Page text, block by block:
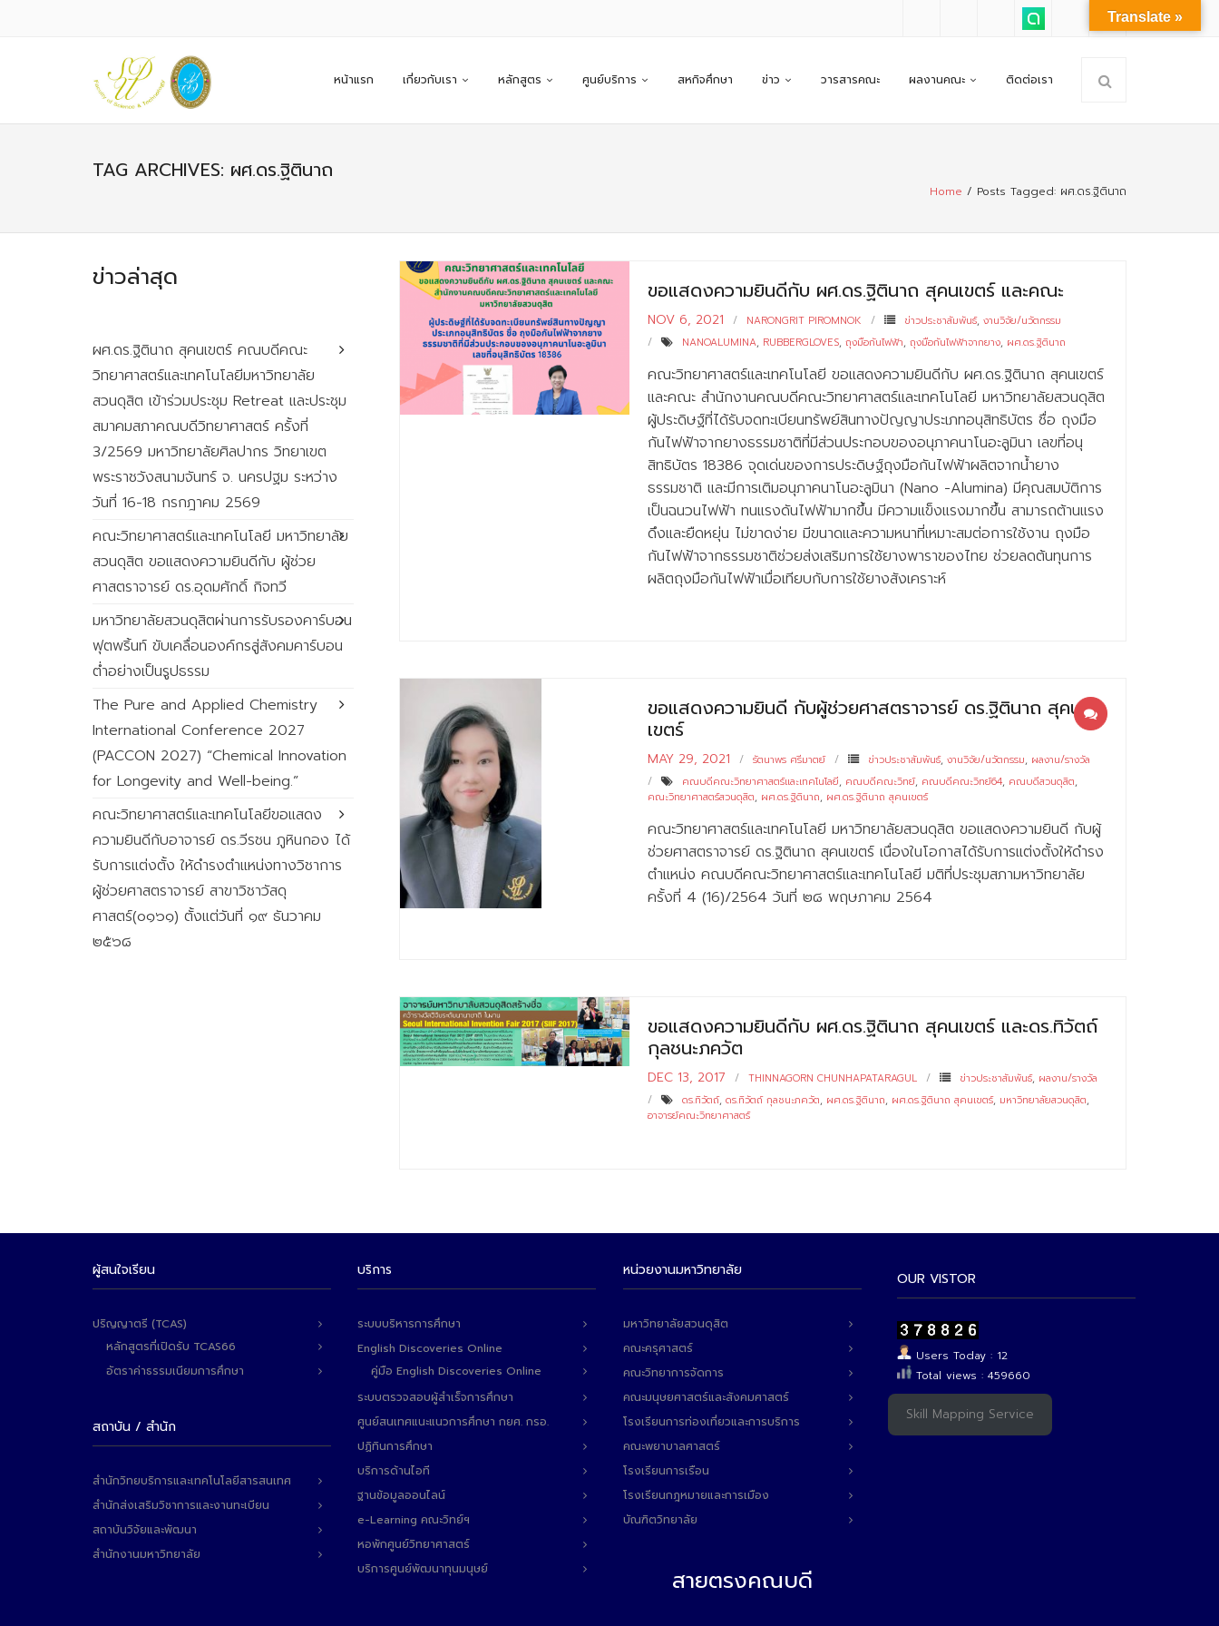
หน้าแรก เกี่ยวกับเรา หลักสูตร ศูนย์บริการ สหกิจศึกษา ข่าว วารสารคณะ ผลงานคณะ ติดต่อเรา
TAG ARCHIVES: ผศ.ดร.ฐิตินาถ
Home / Posts Tagged: ผศ.ดร.ฐิตินาถ
ขอแสดงความยินดีกับ ผศ.ดร.ฐิตินาถ สุคนเขตร์ และคณะ
NOV 6, 2021 NARONGRIT PIROMNOK ข่าวประชาสัมพันธ์,งานวิจัย/นวัตกรรม
NANOALUMINA, RUBBERGLOVES,ถุงมือกันไฟฟ้า,ถุงมือกันไฟฟ้าจากยาง, ผศ.ดร.ฐิตินาถ
คณะวิทยาศาสตร์และเทคโนโลยี ขอแสดงความยินดีกับ ผศ.ดร.ฐิตินาถ สุคนเขตร์
และคณะ สำนักงานคณบดีคณะวิทยาศาสตร์และเทคโนโลยี มหาวิทยาลัยสวนดุสิต
ผู้ประดิษฐ์ที่ได้รับจดทะเบียนทรัพย์สินทางปัญญาประเภทอนุสิทธิบัตร ชื่อ ถุงมือ
กันไฟฟ้าจากยางธรรมชาติที่มีส่วนประกอบของอนุภาคนาโนอะลูมินา เลขที่อนุ
สิทธิบัตร 18386 จุดเด่นของการประดิษฐ์ถุงมือกันไฟฟ้าผลิตจากน้ำยาง
ธรรมชาติ และมีการเติมอนุภาคนาโนอะลูมินา (Nano -Alumina) มีคุณสมบัติการ
เป็นฉนวนไฟฟ้า ทนแรงดันไฟฟ้ามากขึ้น มีความแข็งแรงมากขึ้น สามารถต้านแรง
ดึงและยืดหยุ่น ไม่ขาดง่าย มีขนาดและความหนาที่เหมาะสมต่อการใช้งาน ถุงมือ
กันไฟฟ้าจากธรรมชาติช่วยส่งเสริมการใช้ยางพาราของไทย ช่วยลดต้นทุนการ
ผลิตถุงมือกันไฟฟ้าเมื่อเทียบกับการใช้ยางสังเคราะห์
ขอแสดงความยินดี กับผู้ช่วยศาสตราจารย์ ดร.ฐิตินาถ สุคน
เขตร์
MAY 29, 2021 รัตนาพร ศรีมาตย์ ข่าวประชาสัมพันธ์,งานวิจัย/นวัตกรรม, ผลงาน/รางวัล
คณบดีคณะวิทยาศาสตร์และเทคโนโลยี, คณบดีคณะวิทย์, คณบดีคณะวิทย์64, คณบดีสวนดุสิต,
คณะวิทยาศาสตร์สวนดุสิต, ผศ.ดร.ฐิตินาถ, ผศ.ดร.ฐิตินาถ สุคนเขตร์
คณะวิทยาศาสตร์และเทคโนโลยี มหาวิทยาลัยสวนดุสิต ขอแสดงความยินดี กับผู้
ช่วยศาสตราจารย์ ดร.ฐิตินาถ สุคนเขตร์ เนื่องในโอกาสได้รับการแต่งตั้งให้ดำรง
ตำแหน่ง คณบดีคณะวิทยาศาสตร์และเทคโนโลยี มติที่ประชุมสภามหาวิทยาลัย
ครั้งที่ 4 (16)/2564 วันที่ ๒๘ พฤษภาคม 2564
ขอแสดงความยินดีกับ ผศ.ดร.ฐิตินาถ สุคนเขตร์ และดร.ทิวัตถ์
กุลชนะภควัต
DEC 13, 2017 THINNAGORN CHUNHAPATARAGUL ข่าวประชาสัมพันธ์, ผลงาน/รางวัล
ดร.ทิวัตถ์,ดร.ทิวัตถ์ กุลชนะภควัต, ผศ.ดร.ฐิตินาถ, ผศ.ดร.ฐิตินาถ สุคนเขตร์, มหาวิทยาลัยสวนดุสิต,
อาจารย์คณะวิทยาศาสตร์
ข่าวล่าสุด
ผศ.ดร.ฐิตินาถ สุคนเขตร์ คณบดีคณะ
วิทยาศาสตร์และเทคโนโลยีมหาวิทยาลัย
สวนดุสิต เข้าร่วมประชุม Retreat และประชุม
สมาคมสภาคณบดีวิทยาศาสตร์ ครั้งที่
3/2569 มหาวิทยาลัยศิลปากร วิทยาเขต
พระราชวังสนามจันทร์ จ. นครปฐม ระหว่าง
วันที่ 16-18 กรกฎาคม 2569
คณะวิทยาศาสตร์และเทคโนโลยี มหาวิทยาลัย
สวนดุสิต ขอแสดงความยินดีกับ ผู้ช่วย
ศาสตราจารย์ ดร.อุดมศักดิ์ กิจทวี
มหาวิทยาลัยสวนดุสิตผ่านการรับรองคาร์บอน
ฟุตพริ้นท์ ขับเคลื่อนองค์กรสู่สังคมคาร์บอน
ต่ำอย่างเป็นรูปธรรม
The Pure and Applied Chemistry
International Conference 2027
(PACCON 2027) “Chemical Innovation
for Longevity and Well-being.”
คณะวิทยาศาสตร์และเทคโนโลยีขอแสดง
ความยินดีกับอาจารย์ ดร.วีรชน ภูหินกอง ได้
รับการแต่งตั้ง ให้ดำรงตำแหน่งทางวิชาการ
ผู้ช่วยศาสตราจารย์ สาขาวิชาวัสดุ
ศาสตร์(๐๑๖๑) ตั้งแต่วันที่ ๑๙ ธันวาคม
๒๕๖๘
ผู้สนใจเรียน
ปริญญาตรี (TCAS)
หลักสูตรที่เปิดรับ TCAS66
อัตราค่าธรรมเนียมการศึกษา
สถาบัน / สำนัก
สำนักวิทยบริการและเทคโนโลยีสารสนเทศ
สำนักส่งเสริมวิชาการและงานทะเบียน
สถาบันวิจัยและพัฒนา
สำนักงานมหาวิทยาลัย
บริการ
ระบบบริหารการศึกษา
English Discoveries Online
คู่มือ English Discoveries Online
ระบบตรวจสอบผู้สำเร็จการศึกษา
ศูนย์สนเทศแนะแนวการศึกษา กยศ. กรอ.
ปฏิทินการศึกษา
บริการด้านไอที
ฐานข้อมูลออนไลน์
e-Learning คณะวิทย์ฯ
หอพักศูนย์วิทยาศาสตร์
บริการศูนย์พัฒนาทุนมนุษย์
หน่วยงานมหาวิทยาลัย
มหาวิทยาลัยสวนดุสิต
คณะครุศาสตร์
คณะวิทยาการจัดการ
คณะมนุษยศาสตร์และสังคมศาสตร์
โรงเรียนการท่องเที่ยวและการบริการ
คณะพยาบาลศาสตร์
โรงเรียนการเรือน
โรงเรียนกฎหมายและการเมือง
บัณฑิตวิทยาลัย
สายตรงคณบดี
OUR VISTOR
Users Today : 12
Total views : 459660
Skill Mapping Service
Translate »